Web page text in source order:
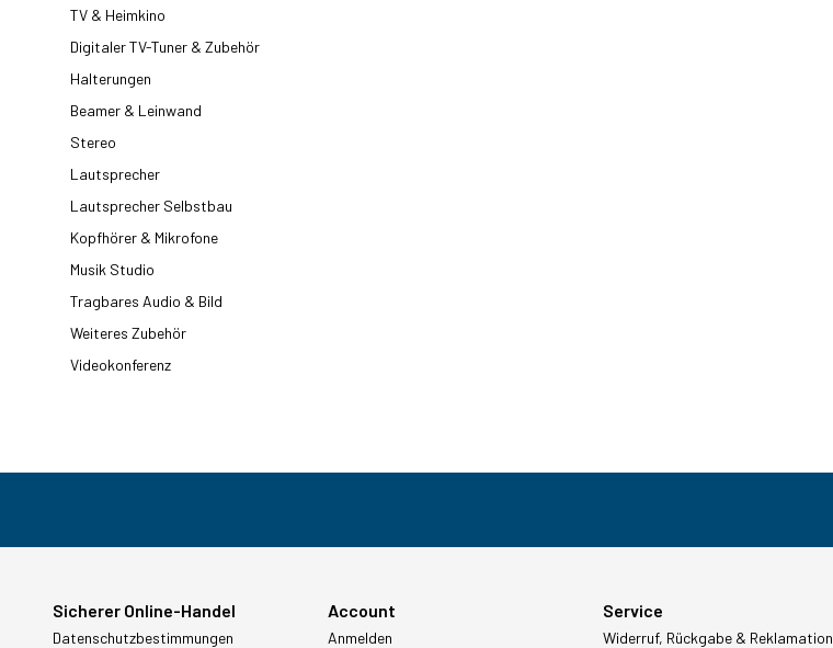
TV & Heimkino
Digitaler TV-Tuner & Zubehör
Halterungen
Beamer & Leinwand
Stereo
Lautsprecher
Lautsprecher Selbstbau
Kopfhörer & Mikrofone
Musik Studio
Tragbares Audio & Bild
Weiteres Zubehör
Videokonferenz
Sicherer Online-Handel
Datenschutzbestimmungen
Account
Anmelden
Service
Widerruf, Rückgabe & Reklamation